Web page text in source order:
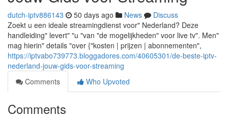
dutch-iptv886143 50 days ago News
Discuss
Zoekt u een ideale streamingdienst voor" Nederland? Deze
handleiding" levert" "u "van "de mogelijkheden" voor live tv". Men"
mag hierin" details "over {"kosten | prijzen | abonnementen",
https://iptvabo739773.bloggadores.com/40605301/de-beste-iptv-
nederland-jouw-gids-voor-streaming
Comments
Who Upvoted
Comments